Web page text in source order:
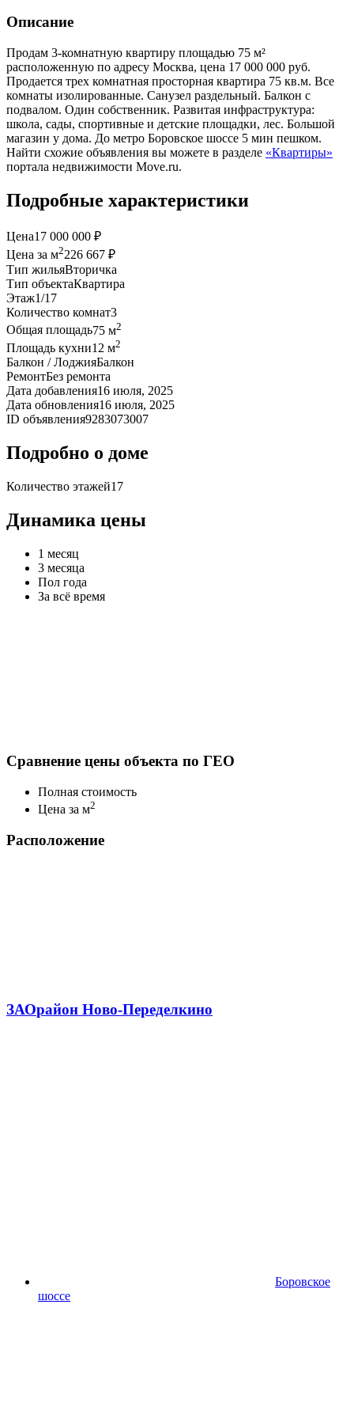
Описание
Продам 3-комнатную квартиру площадью 75 м²
расположенную по адресу Москва, цена 17 000 000 руб.
Продается трех комнатная просторная квартира 75 кв.м. Все
комнаты изолированные. Санузел раздельный. Балкон с
подвалом. Один собственник. Развитая инфраструктура:
школа, сады, спортивные и детские площадки, лес. Большой
магазин у дома. До метро Боровское шоссе 5 мин пешком.
Найти схожие объявления вы можете в разделе «Квартиры»
портала недвижимости Move.ru.
Подробные характеристики
Цена17 000 000 ₽
Цена за м2226 667 ₽
Тип жильяВторичка
Тип объектаКвартира
Этаж1/17
Количество комнат3
Общая площадь75 м2
Площадь кухни12 м2
Балкон / ЛоджияБалкон
РемонтБез ремонта
Дата добавления16 июля, 2025
Дата обновления16 июля, 2025
ID объявления9283073007
Подробно о доме
Количество этажей17
Динамика цены
1 месяц
3 месяца
Пол года
За всё время
Сравнение цены объекта по ГЕО
Полная стоимость
Цена за м2
Расположение
ЗАОрайон Ново-Переделкино
Боровское
шоссе